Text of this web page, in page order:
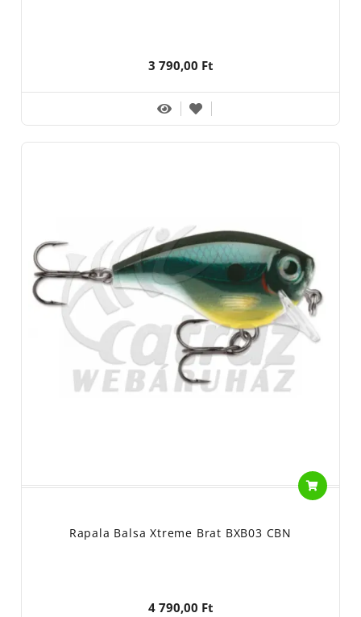
3 790,00 Ft
Rapala Balsa Xtreme Brat BXB03 CBN
4 790,00 Ft